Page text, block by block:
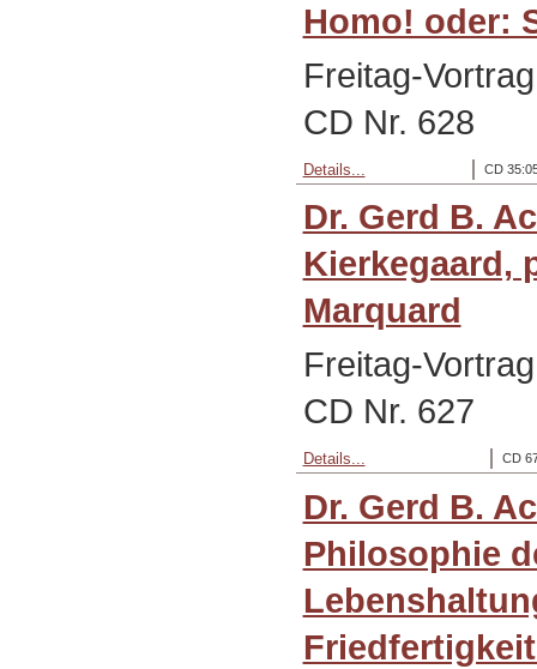
Homo! oder:
Freitag-
CD Nr. 628
CD
Details...
Dr. Gerd B.
Kierkegaard,
Marquard
Freitag-
CD Nr. 627
CD
Details...
Dr. Gerd B.
Philosophie